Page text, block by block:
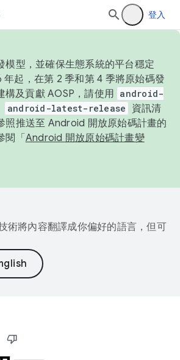
登入
模型，並確保生態系統的平台穩定
起，在第 2 季和第 4 季將原始碼發
構及貢獻 AOSP，請使用 android-
android-latest-release
資訊清
照推送至 Android 開放原始碼計畫的
閱「 Android 開放原始碼計畫變
術將內容翻譯成你偏好的語言，但可